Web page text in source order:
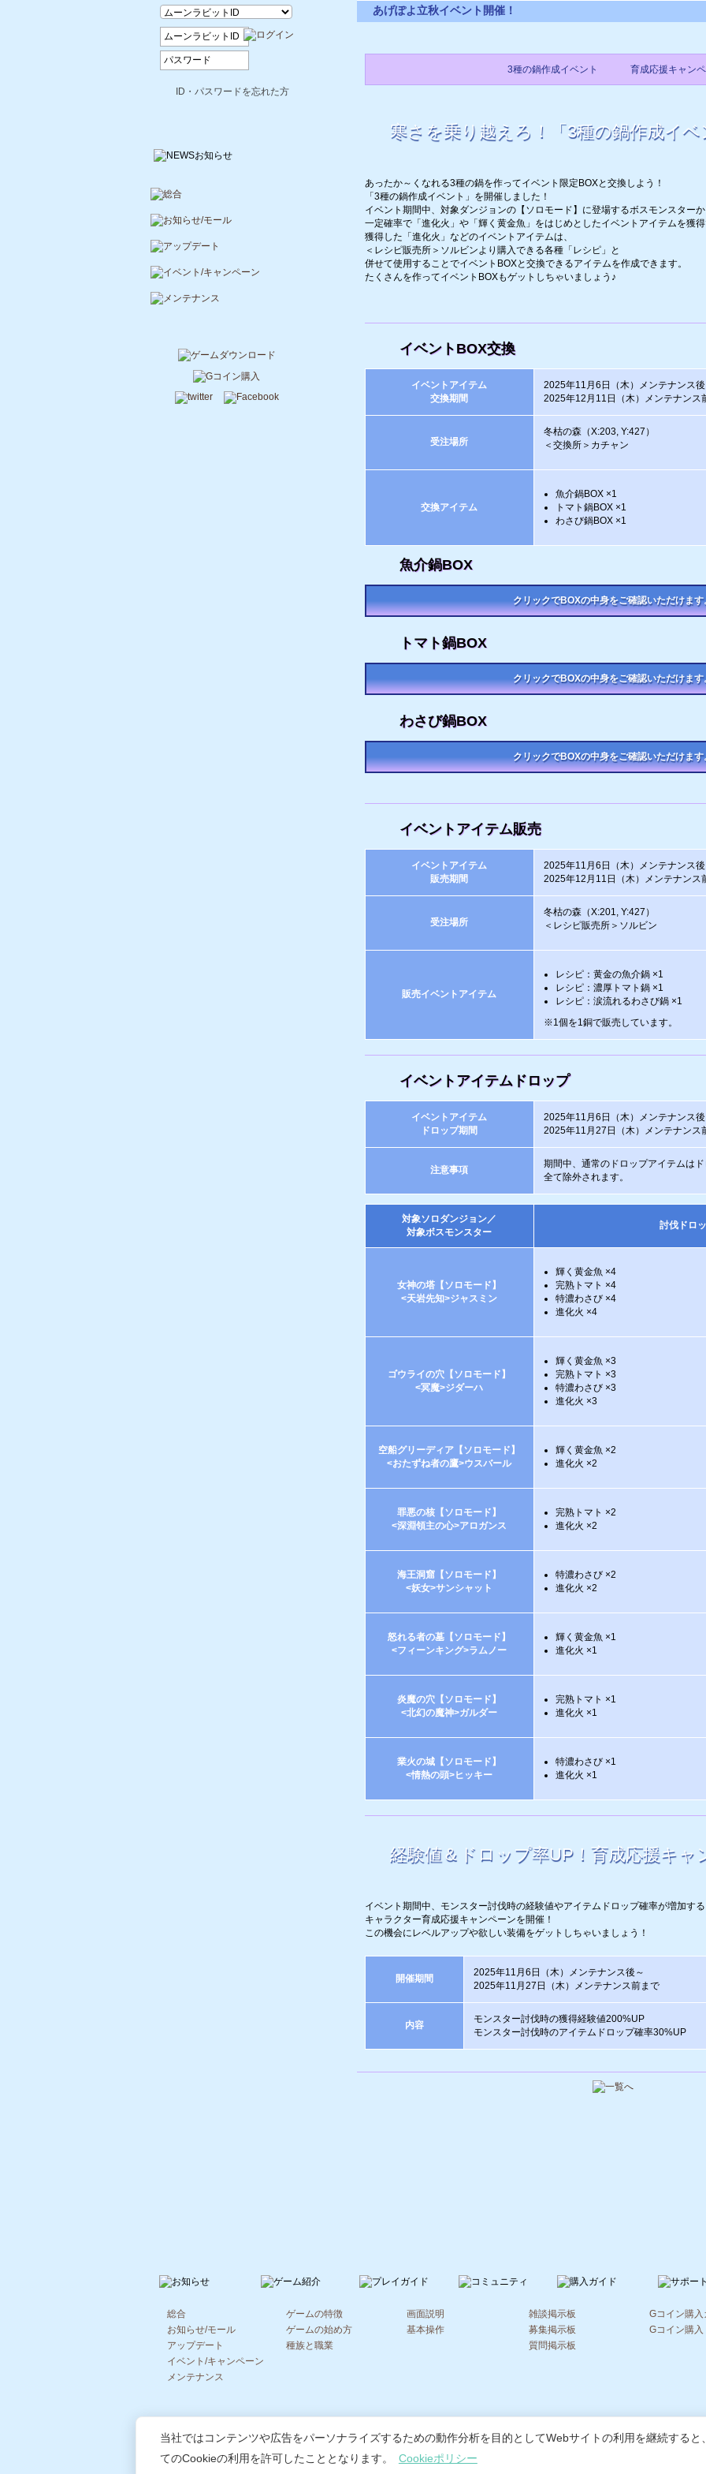
当社ではコンテンツや広告をパーソナライズするための動作分析を目的としてWebサイトの利用を継続すると
てのCookieの利用を許可したこととなります。
Cookieポリシー
あげぽよ立秋イベント開催！
3種の鍋作成イベント 育成応援キャン
寒さを乗り越えろ！「3種の鍋作成イベ
あったか～くなれる3種の鍋を作ってイベント限定BOXと交換しよう！
「3種の鍋作成イベント」を開催しました！
イベント期間中、対象ダンジョンの【ソロモード】に登場するボスモンスターか
一定確率で「進化火」や「輝く黄金魚」をはじめとしたイベントアイテムを獲得
獲得した「進化火」などのイベントアイテムは、
＜レシピ販売所＞ソルビンより購入できる各種「レシピ」と
併せて使用することでイベントBOXと交換できるアイテムを作成できます。
たくさんを作ってイベントBOXもゲットしちゃいましょう♪
イベントBOX交換
イベントアイテム
交換期間
2025年11月6日（木）メンテナンス後
2025年12月11日（木）メンテナンス
受注場所
冬枯の森（X:203, Y:427）
＜交換所＞カチャン
交換アイテム
魚介鍋BOX ×1
トマト鍋BOX ×1
わさび鍋BOX ×1
魚介鍋BOX
クリックでBOXの中身をご確認いただけます
トマト鍋BOX
クリックでBOXの中身をご確認いただけます
わさび鍋BOX
クリックでBOXの中身をご確認いただけます
イベントアイテム販売
イベントアイテム
販売期間
2025年11月6日（木）メンテナンス後
2025年12月11日（木）メンテナンス
受注場所
冬枯の森（X:201, Y:427）
＜レシピ販売所＞ソルビン
販売イベントアイテム
レシピ：黄金の魚介鍋 ×1
レシピ：濃厚トマト鍋 ×1
レシピ：涙流れるわさび鍋 ×1
※1個を1銅で販売しています。
イベントアイテムドロップ
イベントアイテム
ドロップ期間
2025年11月6日（木）メンテナンス後
2025年11月27日（木）メンテナンス
注意事項
期間中、通常のドロップアイテムは
全て除外されます。
対象ソロダンジョン／
対象ボスモンスター
討伐ドロ
女神の塔【ソロモード】
<天岩先知>ジャスミン
輝く黄金魚 ×4
完熟トマト ×4
特濃わさび ×4
進化火 ×4
ゴウライの穴【ソロモード】
<冥魔>ジダーハ
輝く黄金魚 ×3
完熟トマト ×3
特濃わさび ×3
進化火 ×3
空船グリーディア【ソロモード】
<おたずね者の鷹>ウスバール
輝く黄金魚 ×2
進化火 ×2
罪悪の核【ソロモード】
<深淵領主の心>アロガンス
完熟トマト ×2
進化火 ×2
海王洞窟【ソロモード】
<妖女>サンシャット
特濃わさび ×2
進化火 ×2
怒れる者の墓【ソロモード】
<フィーンキング>ラムノー
輝く黄金魚 ×1
進化火 ×1
炎魔の穴【ソロモード】
<北幻の魔神>ガルダー
完熟トマト ×1
進化火 ×1
業火の城【ソロモード】
<情熱の頭>ヒッキー
特濃わさび ×1
進化火 ×1
経験値＆ドロップ率UP！育成応援キャ
イベント期間中、モンスター討伐時の経験値やアイテムドロップ確率が増加する
キャラクター育成応援キャンペーンを開催！
この機会にレベルアップや欲しい装備をゲットしちゃいましょう！
開催期間
2025年11月6日（木）メンテナンス後～
2025年11月27日（木）メンテナンス前まで
内容
モンスター討伐時の獲得経験値200%UP
モンスター討伐時のアイテムドロップ確率30%UP
ID・パスワードを忘れた方
総合
お知らせ/モール
アップデート
イベント/キャンペーン
メンテナンス
ゲームの特徴
ゲームの始め方
種族と職業
画面説明
基本操作
雑談掲示板
募集掲示板
質問掲示板
Gコイン購入
Gコイン購入
会社概要 | 会員利用規約 | 個人情報保護ポリシー | 特定商取引法に基づく表記
© 2020 - 2026 MoonRabbit Corporation.
© 2020 -2026 X-LEGEND Entertainment Corp. All Rights Reserved.